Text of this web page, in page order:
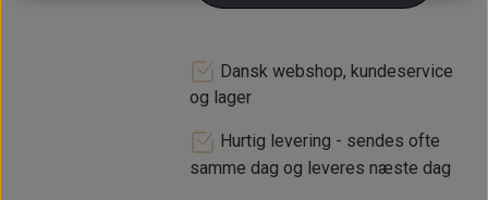
Dansk webshop, kundeservice
og lager
Hurtig levering - sendes ofte
samme dag og leveres næste dag